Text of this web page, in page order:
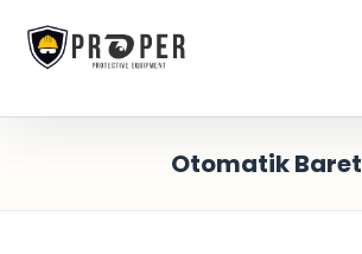
Otomatik Baret